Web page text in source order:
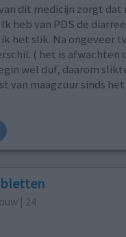
dit medicijn zorgt dat
heb van PDS de
het slik. Na ongeveer
( het is afwachten
wel duf, daarom
van maagzuur sinds
| 24